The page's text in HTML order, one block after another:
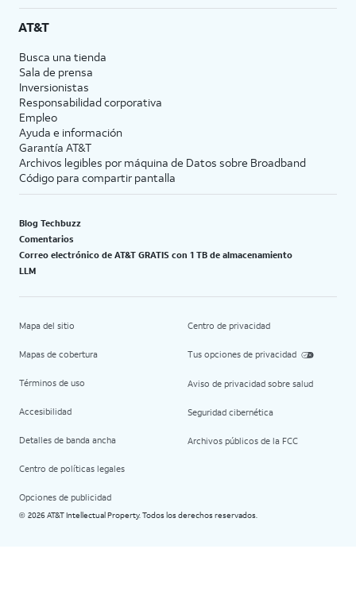
AT&T
Busca una tienda
Sala de prensa
Inversionistas
Responsabilidad corporativa
Empleo
Ayuda e información
Garantía AT&T
Archivos legibles por máquina de Datos sobre Broadband
Código para compartir pantalla
Blog Techbuzz
Comentarios
Correo electrónico de AT&T GRATIS con 1 TB de almacenamiento
LLM
Mapa del sitio
Mapas de cobertura
Términos de uso
Accesibilidad
Detalles de banda ancha
Centro de políticas legales
Opciones de publicidad
Centro de privacidad
Tus opciones de privacidad
Aviso de privacidad sobre salud
Seguridad cibernética
Archivos públicos de la FCC
© 2026 AT&T Intellectual Property. Todos los derechos reservados.